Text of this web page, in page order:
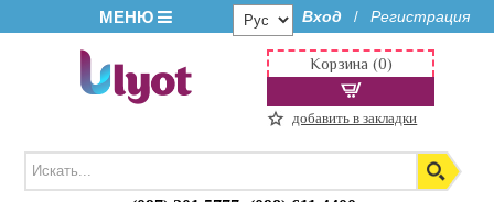
МЕНЮ Вход / Регистрация
Корзина (0)
добавить в закладки